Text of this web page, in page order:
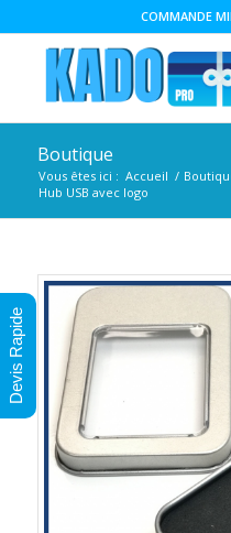
COMMANDE
Boutique
Vous êtes ici : Accueil /
Hub USB avec logo
Devis Rapide